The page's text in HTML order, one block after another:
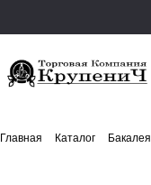
Главная Каталог Бакалея